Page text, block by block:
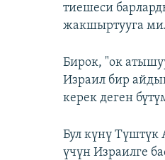
тиешеси
жакшыртууга
Бирок, "ок
Израил бир
керек деген
Бул күнү Түштүк
үчүн Израилге